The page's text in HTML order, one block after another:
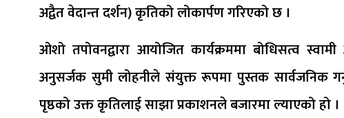
अद्वैत वेदान्त दर्शन) कृतिको लोकार्पण गरिएको छ ।
ओशो तपोवनद्वारा आयोजित कार्यक्रममा बोधिसत्व
अनुसर्जक सुमी लोहनीले संयुक्त रूपमा पुस्तक सार्वजनिक
पृष्ठको उक्त कृतिलाई साझा प्रकाशनले बजारमा ल्याएको हो ।